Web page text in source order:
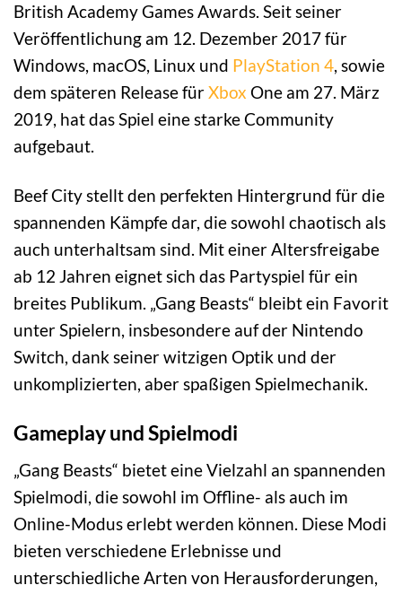
British Academy Games Awards. Seit seiner
Veröffentlichung am 12. Dezember 2017 für
Windows, macOS, Linux und PlayStation 4, sowie
dem späteren Release fürXbox One am 27. März
2019, hat das Spiel eine starke Community
aufgebaut.
Beef City stellt den perfekten Hintergrund für die
spannenden Kämpfe dar, die sowohl chaotisch als
auch unterhaltsam sind. Mit einer Altersfreigabe
ab 12 Jahren eignet sich das Partyspiel für ein
breites Publikum. „Gang Beasts“ bleibt ein Favorit
unter Spielern, insbesondere auf der Nintendo
Switch, dank seiner witzigen Optik und der
unkomplizierten, aber spaßigen Spielmechanik.
Gameplay und Spielmodi
„Gang Beasts“ bietet eine Vielzahl an spannenden
Spielmodi, die sowohl im Offline- als auch im
Online-Modus erlebt werden können. Diese Modi
bieten verschiedene Erlebnisse und
unterschiedliche Arten von Herausforderungen,